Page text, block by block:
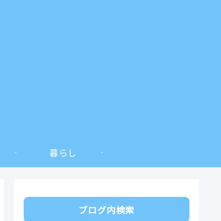
暮らし
ブログ内検索